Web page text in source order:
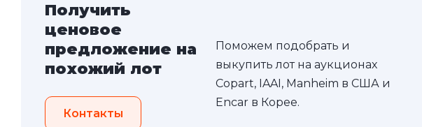
Получить
ценовое
предложение на
похожий лот
Контакты
Поможем подобрать и
выкупить лот на аукционах
Copart, IAAI, Manheim в США и
Encar в Корее.